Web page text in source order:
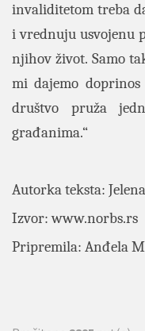
invaliditetom treba
i vrednuju usvojenu
njihov život. Samo
mi dajemo
društvo pruža
građanima.“
Autorka teksta:
Izvor:www.norbs.rs
Pripremila: Anđela